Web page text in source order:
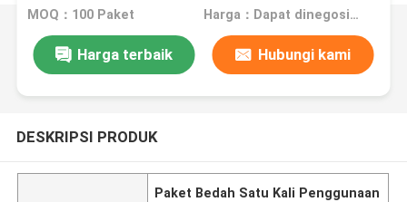
MOQ：100 Paket Harga：Dapat dinegosiasikan
Harga terbaik Hubungi kami
DESKRIPSI PRODUK
Paket Bedah Satu Kali Penggunaan